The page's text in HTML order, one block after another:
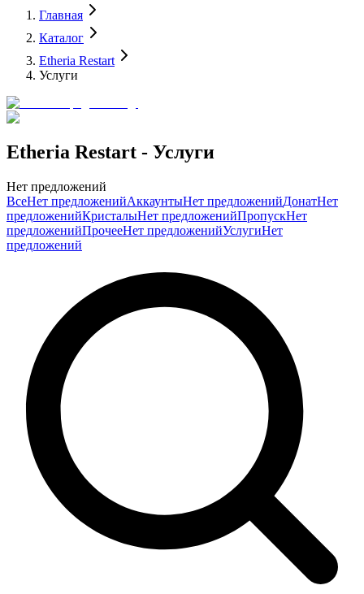
Главная
Каталог
Etheria Restart
Услуги
Etheria Restart - Услуги
Нет предложений
ВсеНет предложенийАккаунтыНет предложенийДонатНет
предложенийКристалыНет предложенийПропускНет
предложенийПрочееНет предложенийУслугиНет
предложений